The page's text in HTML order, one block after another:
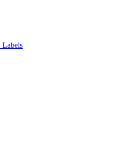
Labels